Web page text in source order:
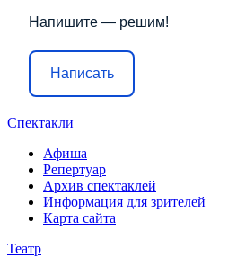
Напишите — решим!
Написать
Спектакли
Афиша
Репертуар
Архив спектаклей
Информация для зрителей
Карта сайта
Театр